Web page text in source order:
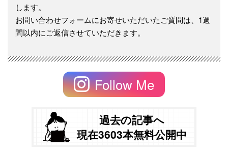
します。
お問い合わせフォームにお寄せいただいたご質問は、1週
間以内にご返信させていただきます。
Follow Me
過去の記事へ
現在3603本無料公開中